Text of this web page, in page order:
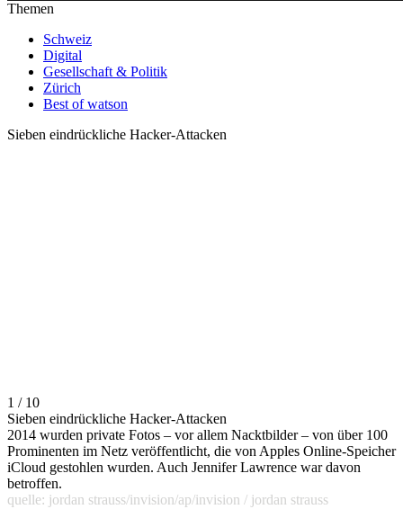
Themen
Schweiz
Digital
Gesellschaft & Politik
Zürich
Best of watson
Sieben eindrückliche Hacker-Attacken
1 / 10
Sieben eindrückliche Hacker-Attacken
2014 wurden private Fotos – vor allem Nacktbilder – von über 100
Prominenten im Netz veröffentlicht, die von Apples Online-Speicher
iCloud gestohlen wurden. Auch Jennifer Lawrence war davon
betroffen.
quelle: jordan strauss/invision/ap/invision / jordan strauss